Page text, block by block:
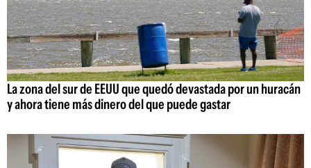
La zona del sur de EEUU que quedó devastada por un huracán
y ahora tiene más dinero del que puede gastar